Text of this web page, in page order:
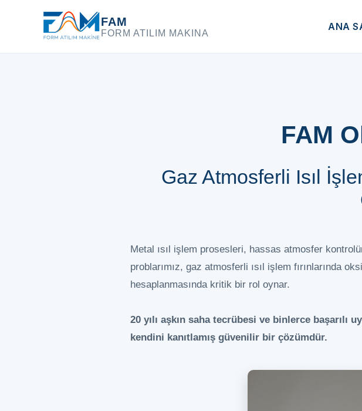
FAM
FORM ATILIM MAKINA
ANA
FAM
Gaz Atmosferli Isıl
Metal ısıl işlem prosesleri, hassas atmosfer
problarımız, gaz atmosferli ısıl işlem fırınlarında
hesaplanmasında kritik bir rol oynar.
20 yılı aşkın saha tecrübesi ve binlerce başarılı
kendini kanıtlamış güvenilir bir çözümdür.